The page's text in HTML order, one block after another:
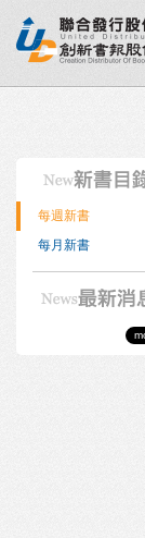
榜 出版社專區
每週新書
每月新書